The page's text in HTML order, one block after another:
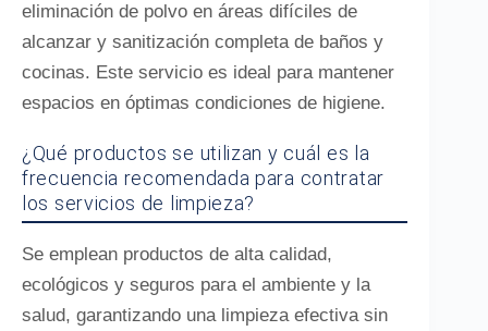
eliminación de polvo en áreas difíciles de
alcanzar y sanitización completa de baños y
cocinas. Este servicio es ideal para mantener
espacios en óptimas condiciones de higiene.
¿Qué productos se utilizan y cuál es la
frecuencia recomendada para contratar
los servicios de limpieza?
Se emplean productos de alta calidad,
ecológicos y seguros para el ambiente y la
salud, garantizando una limpieza efectiva sin